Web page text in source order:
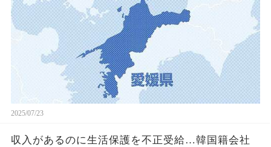
2025/07/23
収入があるのに生活保護を不正受給…韓国籍会社